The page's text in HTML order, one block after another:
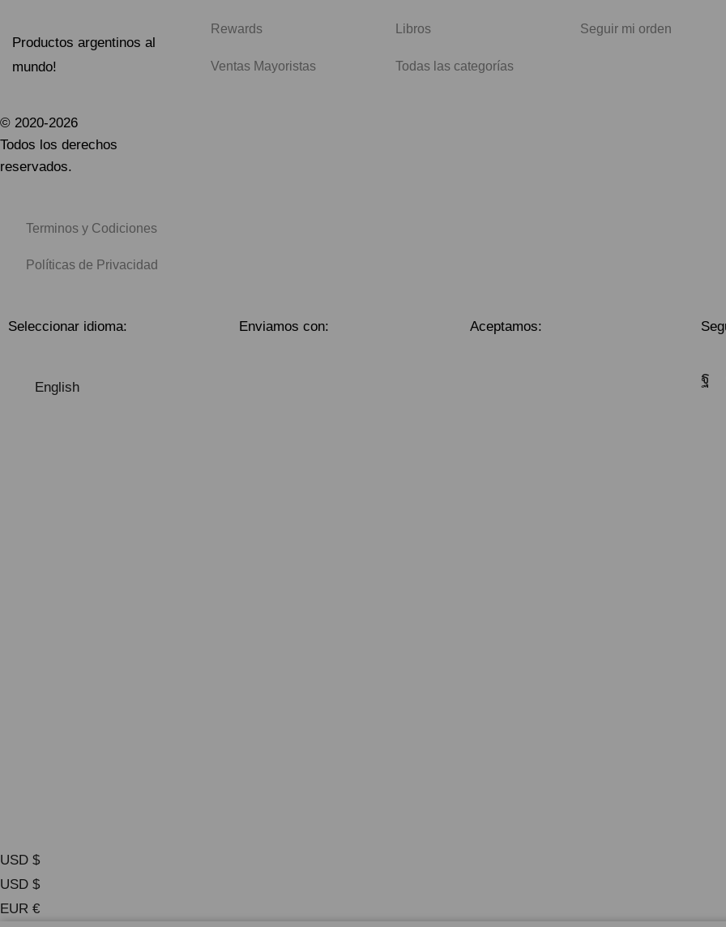
Productos argentinos al
mundo!
© 2020-2026
Todos los derechos
reservados.
Terminos y Codiciones
Políticas de Privacidad
Rewards
Ventas Mayoristas
Libros
Todas las categorías
Seguir mi orden
Seleccionar idioma:
English
Enviamos con: Aceptamos:
USD $
USD $
EUR €